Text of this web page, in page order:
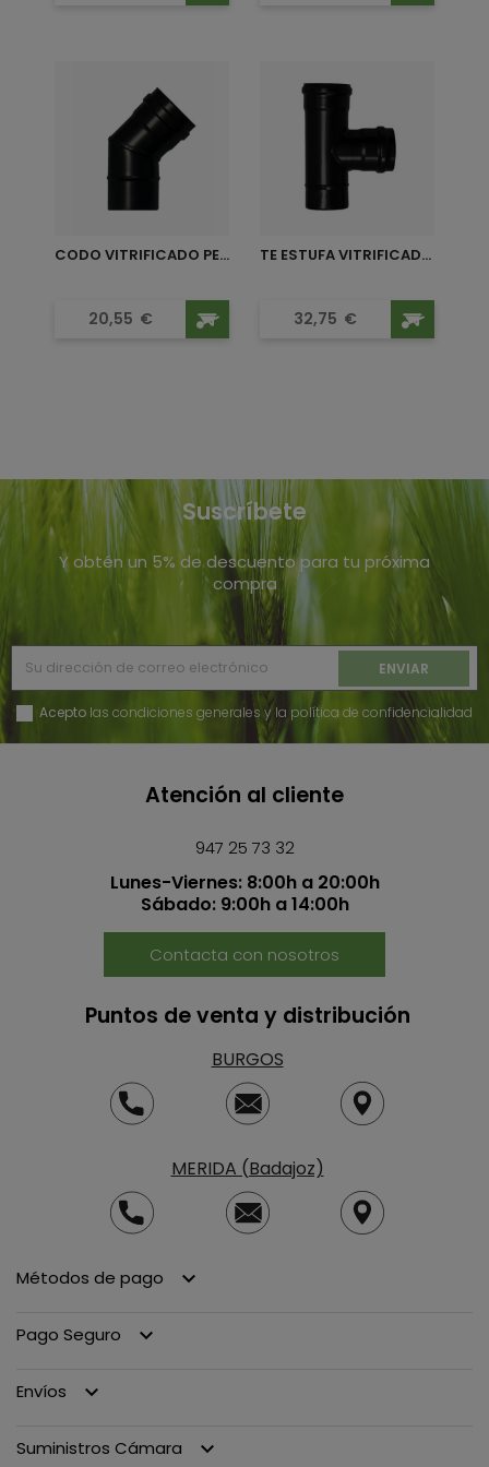
CODO VITRIFICADO PELLET...
Precio
20,55 €
TE ESTUFA VITRIFICADO...
Precio
32,75 €
Suscríbete
Y obtén un 5% de descuento para tu próxima
compra
Acepto las condiciones generales y la política de confidencialidad
Atención al cliente
947 25 73 32
Lunes-Viernes: 8:00h a 20:00h
Sábado: 9:00h a 14:00h
Contacta con nosotros
Puntos de venta y distribución
BURGOS
MERIDA (Badajoz)
Métodos de pago keyboard_arrow_down
Pago Seguro keyboard_arrow_down
Envíos keyboard_arrow_down
Suministros Cámara keyboard_arrow_down